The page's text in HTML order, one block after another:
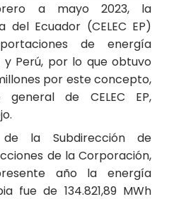
a mayo 2023, la
del Ecuador (CELEC EP)
de energía
Perú, por lo que obtuvo
por este concepto,
de CELEC EP,
la Subdirección de
de la Corporación,
año la energía
fue de 134.821,89 MWh